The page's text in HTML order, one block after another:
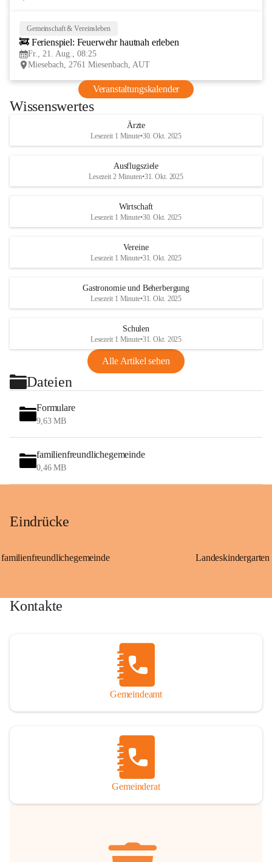
Gemeinschaft & Vereinsleben
🚒 Ferienspiel: Feuerwehr hautnah erleben
Fr., 21. Aug., 08:25
Miesebach, 2761 Miesenbach, AUT
Veranstaltungskalender
Wissenswertes
Ärzte
Lesezeit 1 Minute•30. Okt. 2025
Ausflugsziele
Lesezeit 2 Minuten•31. Okt. 2025
Wirtschaft
Lesezeit 1 Minute•30. Okt. 2025
Vereine
Lesezeit 1 Minute•31. Okt. 2025
Gastronomie und Beherbergung
Lesezeit 1 Minute•31. Okt. 2025
Schulen
Lesezeit 1 Minute•31. Okt. 2025
Alle Artikel sehen
Dateien
Formulare
9,63 MB
familienfreundlichegemeinde
0,46 MB
Eindrücke
familienfreundlichegemeinde
Kontakte
Gemeindeamt
Gemeinderat